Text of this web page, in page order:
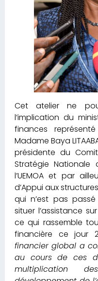
Cet atelier ne
l’implication du
finances
Madame Baya
présidente du
Stratégie Nationale
l’UEMOA et par
d’Appui aux
qui n’est pas
situer l’assistance
ce qui rassemble
financière ce jour
financier global a
au cours de ces
multiplication